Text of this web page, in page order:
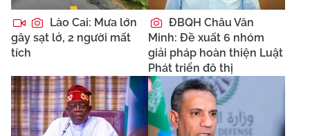
Lào Cai: Mưa lớn
gây sạt lở, 2 người mất
tích
ĐBQH Châu Văn
Minh: Đề xuất 6 nhóm
giải pháp hoàn thiện Luật
Phát triển đô thị